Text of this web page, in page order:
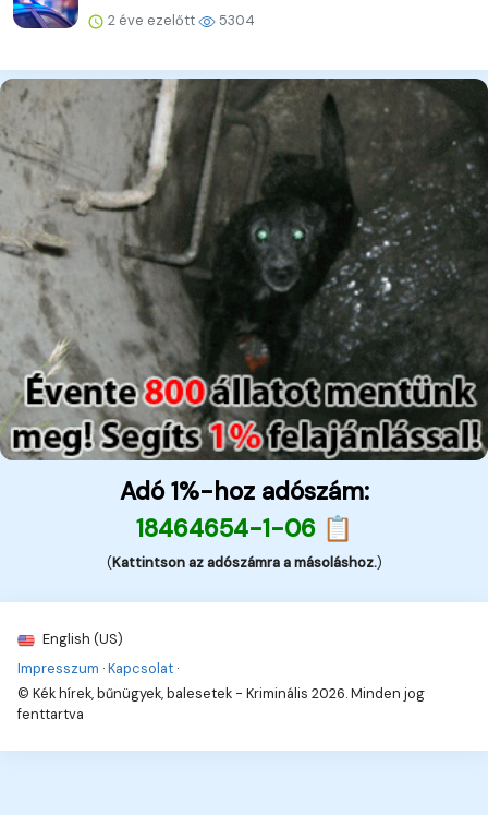
2 éve ezelőtt 5304
Adó 1%-hoz adószám:
18464654-1-06 📋
(Kattintson az adószámra a másoláshoz.)
English (US)
Impresszum ·Kapcsolat ·
© Kék hírek, bűnügyek, balesetek - Kriminális 2026. Minden jog
fenttartva